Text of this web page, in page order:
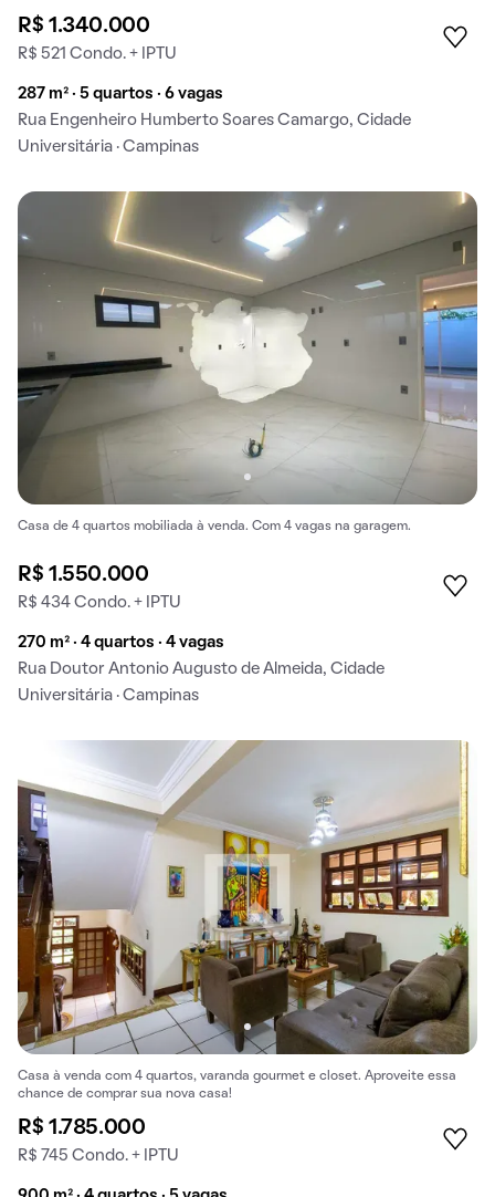
R$ 1.340.000
R$ 521 Condo. + IPTU
287 m² · 5 quartos · 6 vagas
Rua Engenheiro Humberto Soares Camargo, Cidade
Universitária · Campinas
Casa de 4 quartos mobiliada à venda. Com 4 vagas na garagem.
R$ 1.550.000
R$ 434 Condo. + IPTU
270 m² · 4 quartos · 4 vagas
Rua Doutor Antonio Augusto de Almeida, Cidade
Universitária · Campinas
Casa à venda com 4 quartos, varanda gourmet e closet. Aproveite essa
chance de comprar sua nova casa!
R$ 1.785.000
R$ 745 Condo. + IPTU